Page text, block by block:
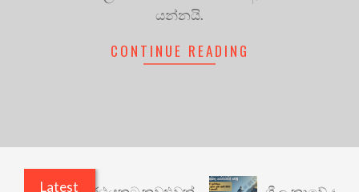
යන්නයි.
CONTINUE READING
Latest